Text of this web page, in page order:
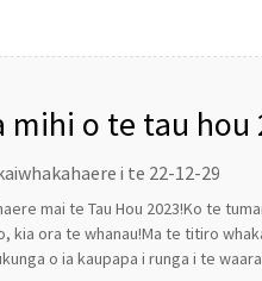
mihi o te tau
o te LSTi te 22-12-29
mai te Tau Hou 2023!Ko te
kia ora te whanau!Ma te titiro
o ia kaupapa i runga i te